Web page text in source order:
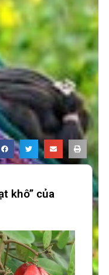
khô” của